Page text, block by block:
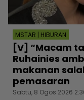
MSTAR | HIBURAN
[V] “Macam
Ruhainies
makanan
pemasaran
Sabtu, 8 Ogos 2026